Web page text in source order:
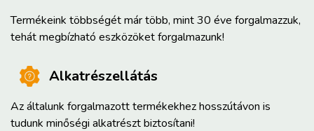
Termékeink többségét már több, mint 30 éve forgalmazzuk,
tehát megbízható eszközöket forgalmazunk!
Alkatrészellátás
Az általunk forgalmazott termékekhez hosszútávon is
tudunk minőségi alkatrészt biztosítani!